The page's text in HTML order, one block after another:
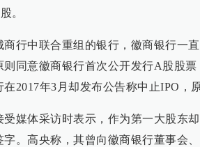
。
行中联合重组的银行，徽商银行一
同意徽商银行首次公开发行A股股票
2017年3月却发布公告称中止IPO，
受媒体采访时表示，作为第一大股东
字。高央称，其曾向徽商银行董事会